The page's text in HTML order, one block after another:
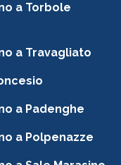
a Torbole
a Travagliato
a Padenghe
a Polpenazze